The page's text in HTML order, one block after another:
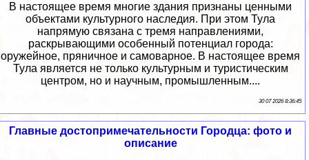
В настоящее время многие здания признаны ценными
объектами культурного наследия. При этом Тула
напрямую связана с тремя направлениями,
раскрывающими особенный потенциал города:
оружейное, пряничное и самоварное. В настоящее время
Тула является не только культурным и туристическим
центром, но и научным, промышленным....
30 07 2026 8:36:45
Главные достопримечательности Городца: фото и
описание